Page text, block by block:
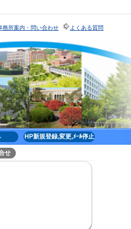
務所案内・問い合わせ
よくある質問
HP新規登録,変更,ﾒｰﾙ停止
せ